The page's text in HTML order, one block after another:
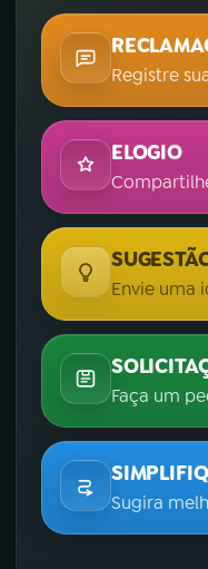
Registre
ELOGIO
Envie uma
Faça um
Sugira